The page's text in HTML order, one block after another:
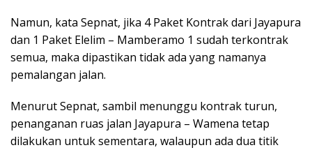
Namun, kata Sepnat, jika 4 Paket Kontrak dari Jayapura
dan 1 Paket Elelim – Mamberamo 1 sudah terkontrak
semua, maka dipastikan tidak ada yang namanya
pemalangan jalan.
Menurut Sepnat, sambil menunggu kontrak turun,
penanganan ruas jalan Jayapura – Wamena tetap
dilakukan untuk sementara, walaupun ada dua titik